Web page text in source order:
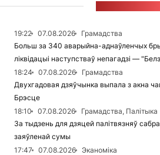
19:22 07.08.2026
Грамадства
Больш за 340 аварыйна-аднаўленчых
ліквідацыі наступстваў непагадзі —
18:24
07.08.2026
Грамадства
Двухгадовая дзяўчынка выпала з акна
Брэсце
18:10
07.08.2026
Грамадства, Палітыка
За тыдзень для дзяцей палітвязняў
заяўленай сумы
17:47
07.08.2026
Эканоміка